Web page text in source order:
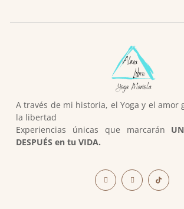
A través de mi historia, el Yoga y el amor
la libertad
Experiencias únicas que marcarán
DESPUÉS en tu VIDA.